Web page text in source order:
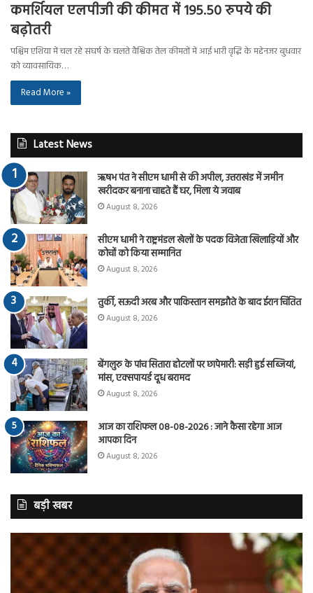
कमर्शियल एलपीजी की कीमत में 195.50 रुपये की
बढ़ोतरी
पश्चिम एशिया में चल रहे संघर्ष के चलते वैश्विक तेल कीमतों में आई भारी वृद्धि के मद्देनजर बुधवार
को व्यावसायिक…
Read More »
Latest News
ऋषभ पंत ने सीएम धामी से की अपील, उत्तराखंड में जमीन
खरीदकर बनाना चाहते हैं घर, मिला ये जवाब
August 8, 2026
सीएम धामी ने राष्ट्रमंडल खेलों के पदक विजेता खिलाड़ियों और
कोचों को किया सम्मानित
August 8, 2026
तुर्की, सऊदी अरब और पाकिस्तान समझौते के बाद ईरान चिंतित
August 8, 2026
बेंगलुरु के पांच सितारा होटलों पर छापेमारी: सड़ी हुई सब्जियां,
मांस, एक्सपायर्ड दूध बरामद
August 8, 2026
आज का राशिफल 08-08-2026 : जाने कैसा रहेगा आज
आपका दिन
August 8, 2026
बड़ी खबर